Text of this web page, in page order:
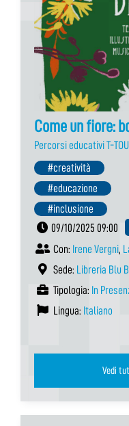
Come un fiore:
Percorsi educativi T-
#creatività
#educazione
#inclusione
09/10/2025 09:00
Con: Irene Vergni,
Sede: Libreria Blu
Tipologia: In
Lingua: Italiano
Vedi